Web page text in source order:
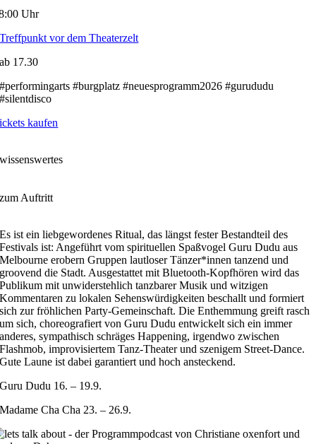
Uhr
Treffpunkt vor dem Theaterzelt
ab 17.30
#performingarts #burgplatz #neuesprogramm2026 #gurududu
#silentdisco
kaufen
wissenswertes
zum Auftritt
Es ist ein liebgewordenes Ritual, das längst fester Bestandteil des
Festivals ist: Angeführt vom spirituellen Spaßvogel Guru Dudu aus
Melbourne erobern Gruppen lautloser Tänzer*innen tanzend und
groovend die Stadt. Ausgestattet mit Bluetooth-Kopfhören wird das
Publikum mit unwiderstehlich tanzbarer Musik und witzigen
Kommentaren zu lokalen Sehenswürdigkeiten beschallt und formiert
sich zur fröhlichen Party-Gemeinschaft. Die Enthemmung greift rasch
um sich, choreografiert von Guru Dudu entwickelt sich ein immer
anderes, sympathisch schräges Happening, irgendwo zwischen
Flashmob, improvisiertem Tanz-Theater und szenigem Street-Dance.
Gute Laune ist dabei garantiert und hoch ansteckend.
Guru Dudu 16. – 19.9.
Madame Cha Cha 23. – 26.9.